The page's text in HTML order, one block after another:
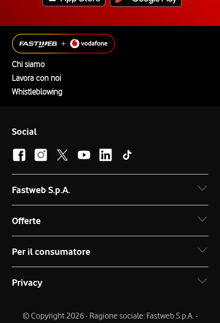
Chi siamo
Lavora con noi
Whistleblowing
Social
Fastweb S.p.A.
Offerte
Per il consumatore
Privacy
© Copyright 2026 - Ragione sociale: Fastweb S.p.A. -